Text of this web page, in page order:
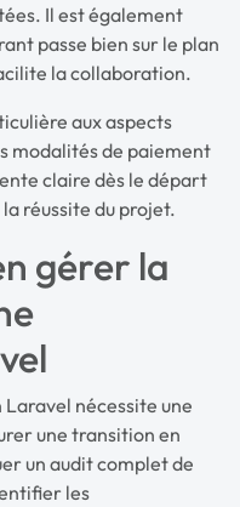
Il est également
passe bien sur le plan
la collaboration.
aux aspects
modalités de paiement
claire dès le départ
réussite du projet.
gérer la
nécessite une
une transition en
un audit complet de
les